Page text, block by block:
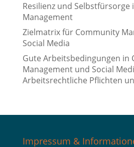
Resilienz und
Management
Zielmatrix für Community
Social Media
Gute Arbeitsbedingungen in
Management und Social
Arbeitsrechtliche Pflichten
Impressum &